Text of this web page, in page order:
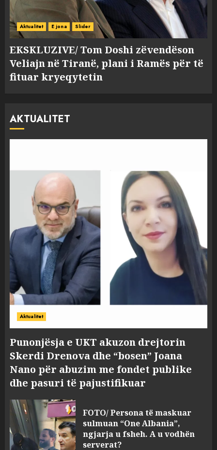
Aktualitet E jona Slider
EKSKLUZIVE/ Tom Doshi zëvendëson
Veliajn në Tiranë, plani i Ramës për të
fituar kryeqytetin
AKTUALITET
Aktualitet
Punonjësja e UKT akuzon drejtorin
Skerdi Drenova dhe “bosen” Joana
Nano për abuzim me fondet publike
dhe pasuri të pajustifikuar
FOTO/ Persona të maskuar
sulmuan “One Albania”,
ngjarja u fsheh. A u vodhën
serverat?